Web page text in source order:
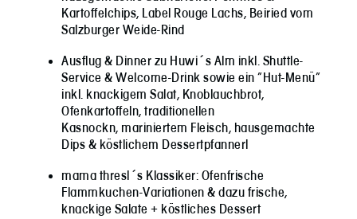
Kartoffelchips, Label Rouge Lachs, Beiried vom
Salzburger Weide-Rind
Ausflug & Dinner zu Huwi´s Alm inkl. Shuttle-
Service & Welcome-Drink sowie ein “Hut-Menü”
inkl. knackigem Salat, Knoblauchbrot,
Ofenkartoffeln, traditionellen
Kasnockn, mariniertem Fleisch, hausgemachte
Dips & köstlichem Dessertpfannerl
mama thresl´s Klassiker: Ofenfrische
Flammkuchen-Variationen & dazu frische,
knackige Salate + köstliches Dessert